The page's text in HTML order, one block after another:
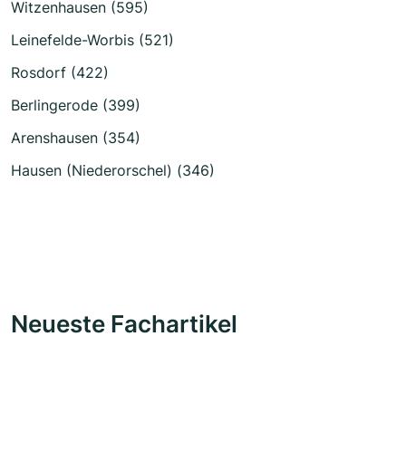
Witzenhausen (595)
Leinefelde-Worbis (521)
Rosdorf (422)
Berlingerode (399)
Arenshausen (354)
Hausen (Niederorschel) (346)
Neueste Fachartikel